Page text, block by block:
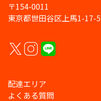
〒154-0011
東京都世田谷区上馬1-17-5
配達エリア
よくある質問